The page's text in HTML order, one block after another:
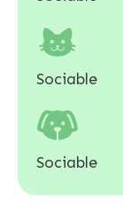
Sociable
Sociable